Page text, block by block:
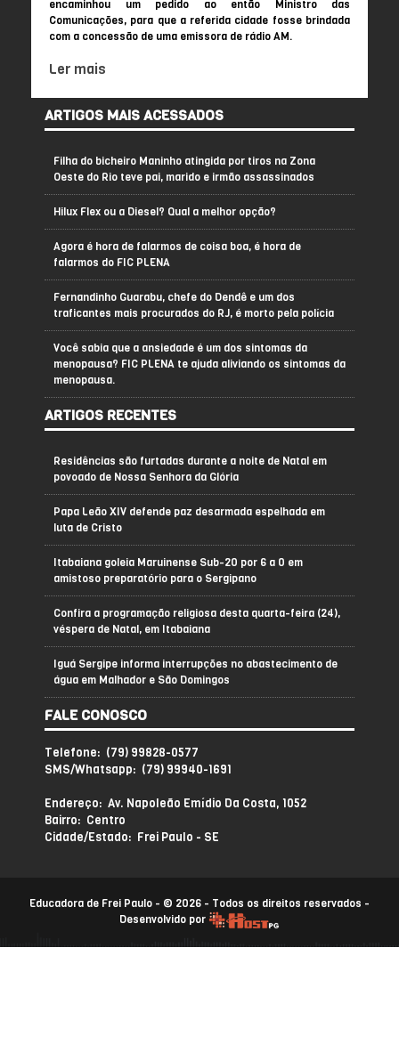
encaminhou um pedido ao então Ministro das
Comunicações, para que a referida cidade fosse brindada
com a concessão de uma emissora de rádio AM.
Ler mais
ARTIGOS MAIS ACESSADOS
Filha do bicheiro Maninho atingida por tiros na Zona
Oeste do Rio teve pai, marido e irmão assassinados
Hilux Flex ou a Diesel? Qual a melhor opção?
Agora é hora de falarmos de coisa boa, é hora de
falarmos do FIC PLENA
Fernandinho Guarabu, chefe do Dendê e um dos
traficantes mais procurados do RJ, é morto pela polícia
Você sabia que a ansiedade é um dos sintomas da
menopausa? FIC PLENA te ajuda aliviando os sintomas da
menopausa.
ARTIGOS RECENTES
Residências são furtadas durante a noite de Natal em
povoado de Nossa Senhora da Glória
Papa Leão XIV defende paz desarmada espelhada em
luta de Cristo
Itabaiana goleia Maruinense Sub-20 por 6 a 0 em
amistoso preparatório para o Sergipano
Confira a programação religiosa desta quarta-feira (24),
véspera de Natal, em Itabaiana
Iguá Sergipe informa interrupções no abastecimento de
água em Malhador e São Domingos
FALE CONOSCO
Telefone: (79) 99828-0577
SMS/Whatsapp: (79) 99940-1691
Endereço: Av. Napoleão Emídio Da Costa, 1052
Bairro: Centro
Cidade/Estado: Frei Paulo - SE
Educadora de Frei Paulo - © 2026 - Todos os direitos reservados -
Desenvolvido por